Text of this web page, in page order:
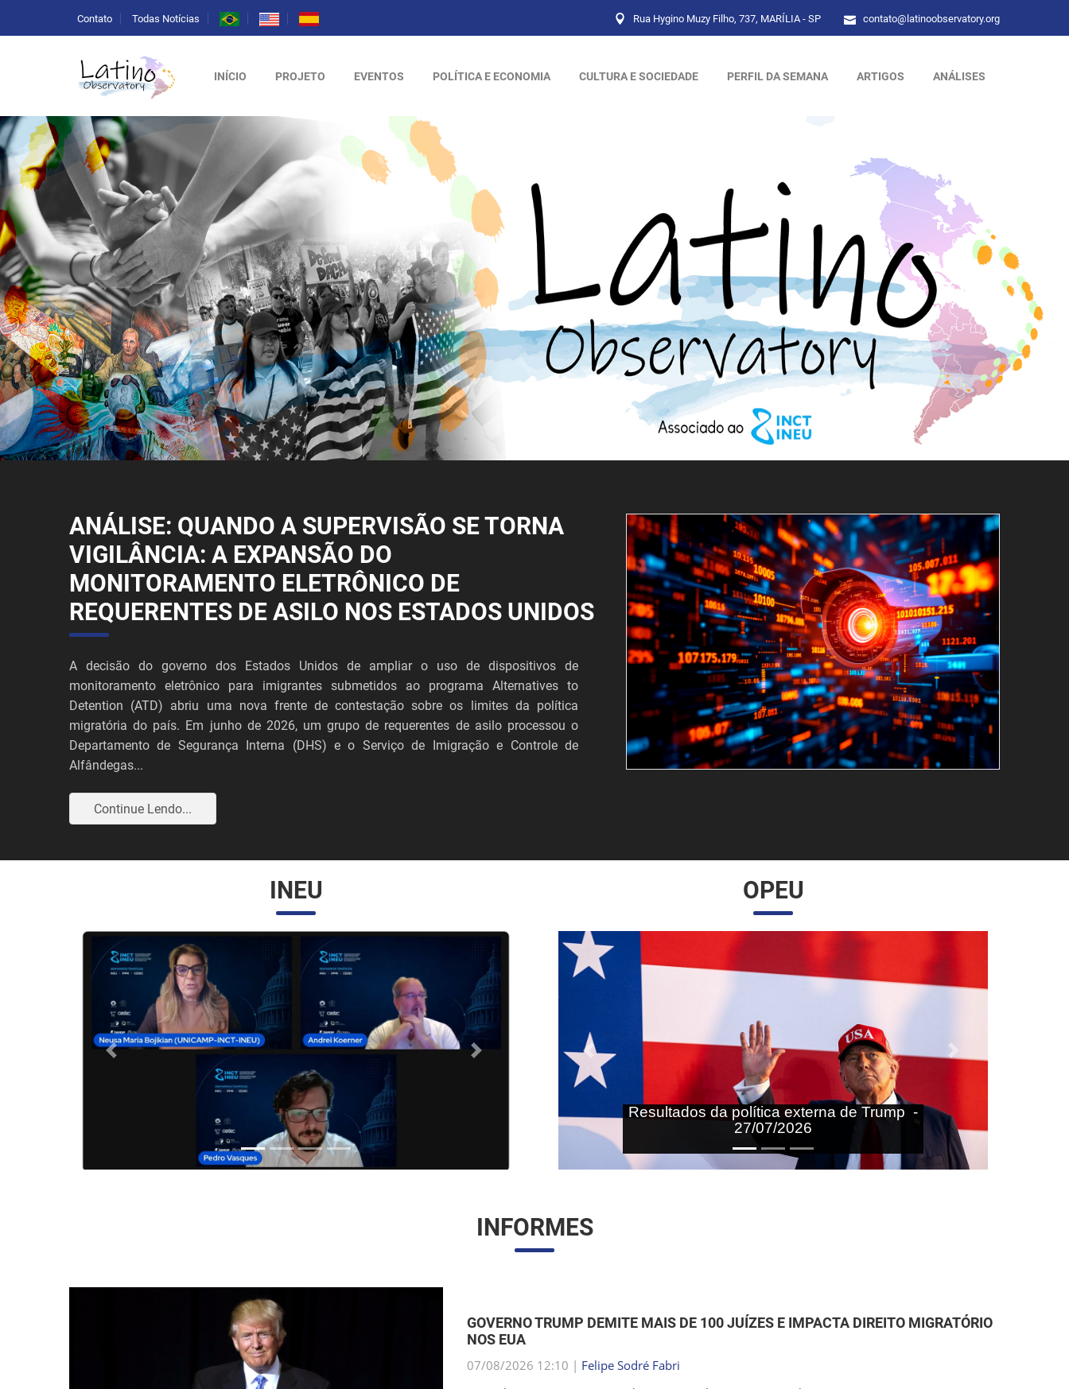
Contato Todas Notícias Rua Hygino Muzy Filho, 737, MARÍLIA - SP contato@latinoobservatory.org
INÍCIO PROJETO EVENTOS POLÍTICA E ECONOMIA CULTURA E SOCIEDADE PERFIL DA SEMANA ARTIGOS ANÁLISES
ANÁLISE: QUANDO A SUPERVISÃO SE TORNA
VIGILÂNCIA: A EXPANSÃO DO
MONITORAMENTO ELETRÔNICO DE
REQUERENTES DE ASILO NOS ESTADOS UNIDOS
A decisão do governo dos Estados Unidos de ampliar o uso de dispositivos de
monitoramento eletrônico para imigrantes submetidos ao programa Alternatives to
Detention (ATD) abriu uma nova frente de contestação sobre os limites da política
migratória do país. Em junho de 2026, um grupo de requerentes de asilo processou o
Departamento de Segurança Interna (DHS) e o Serviço de Imigração e Controle de
Alfândegas...
Continue Lendo...
INEU
Anterior Próximo
OPEU
As terras raras nas agendas doméstica e
internacional do Brasil - 27/07/2026
Anterior Próximo
INFORMES
EXPANSÃO DAS INSTALAÇÕES DE DETENÇÃO DE IMIGRANTES NOS ESTADOS
UNIDOS
07/08/2026 12:01 | Gabriella Schimpl Tebar Anunciação